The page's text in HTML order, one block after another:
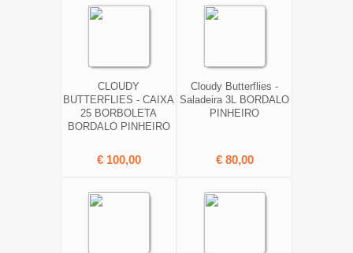
CLOUDY
BUTTERFLIES - CAIXA
25 BORBOLETA
BORDALO PINHEIRO
€ 100,00
Cloudy Butterflies -
Saladeira 3L BORDALO
PINHEIRO
€ 80,00